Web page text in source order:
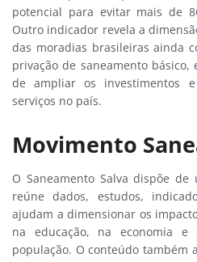
potencial para evitar mais de
Outro indicador revela a
das moradias brasileiras ainda
privação de saneamento básico,
de ampliar os investimentos
serviços no país.
Movimento
O Saneamento Salva dispõe
reúne dados, estudos,
ajudam a dimensionar os
na educação, na economia
população. O conteúdo também